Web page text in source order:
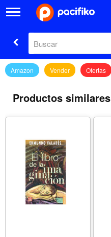
Amazon Vender Ofertas
Productos similares